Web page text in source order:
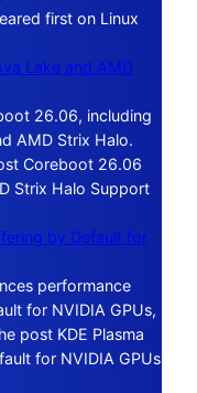
first on Linux
Lake and AMD
26.06, including
AMD Strix Halo.
Coreboot 26.06
Strix Halo Support
by Default for
performance
for NVIDIA GPUs,
post KDE Plasma
for NVIDIA GPUs